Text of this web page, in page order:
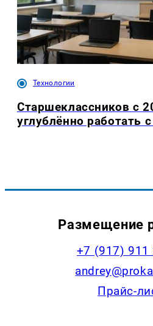
Технологии
Старшеклассников с
углублённо работать
Размещение
+7 (917) 911
Прайс-